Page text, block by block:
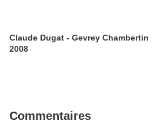
Claude Dugat - Gevrey Chambertin
2008
Commentaires